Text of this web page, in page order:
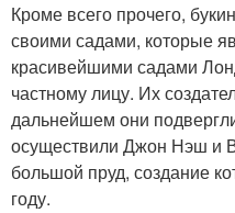
Кроме всего прочего,
своими садами, которые
красивейшими садами
частному лицу. Их
дальнейшем они
осуществили Джон Нэш и
большой пруд, создание
году.